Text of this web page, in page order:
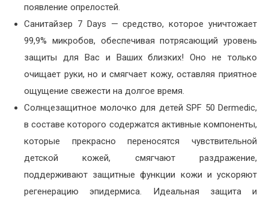
появление опрелостей.
Санитайзер 7 Days — средство, которое уничтожает
99,9% микробов, обеспечивая потрясающий уровень
защиты для Вас и Ваших близких! Оно не только
очищает руки, но и смягчает кожу, оставляя приятное
ощущение свежести на долгое время.
Солнцезащитное молочко для детей SPF 50 Dermedic,
в составе которого содержатся активные компоненты,
которые прекрасно переносятся чувствительной
детской кожей, смягчают раздражение,
поддерживают защитные функции кожи и ускоряют
регенерацию эпидермиса. Идеальная защита и